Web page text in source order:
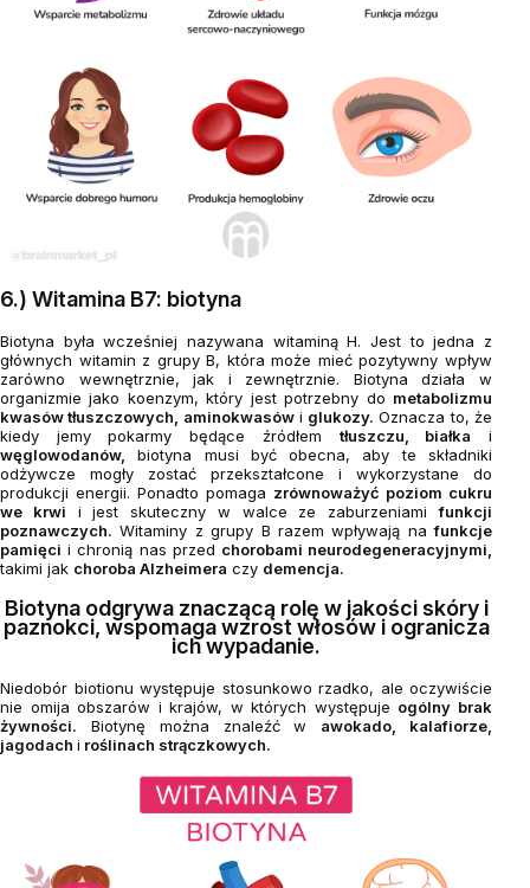
6.) Witamina B7: biotyna
Biotyna była wcześniej nazywana witaminą H. Jest to jedna z
głównych witamin z grupy B, która może mieć pozytywny wpływ
zarówno wewnętrznie, jak i zewnętrznie. Biotyna działa w
organizmie jako koenzym, który jest potrzebny do metabolizmu
kwasów tłuszczowych, aminokwasówi glukozy. Oznacza to, że
kiedy jemy pokarmy będące źródłem tłuszczu, białka i
węglowodanów,
biotyna musi być obecna, aby te składniki
odżywcze mogły zostać przekształcone i wykorzystane do
produkcji energii. Ponadto pomaga zrównoważyć poziom cukru
we krwi i jest skuteczny w walce ze zaburzeniamifunkcji
poznawczych. Witaminy z grupy B razem wpływają nafunkcje
pamięci i chronią nas przed chorobami neurodegeneracyjnymi,
takimi jak choroba Alzheimera czy demencja.
Biotyna odgrywa znaczącą rolę w jakości skóry i
paznokci, wspomaga wzrost włosów i ogranicza
ich wypadanie.
Niedobór biotionu występuje stosunkowo rzadko, ale oczywiście
nie omija obszarów i krajów, w których występuje ogólny brak
żywności. Biotynę można znaleźć w awokado, kalafiorze,
jagodach i roślinach strączkowych.